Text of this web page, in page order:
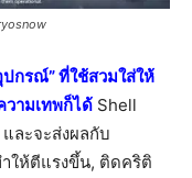
กรณ์” ที่ใช้สวมใส่ให้
วามเทพก็ได้ Shell
ละจะส่งผลกับ
ให้ตีแรงขึ้น, ติดคริติ